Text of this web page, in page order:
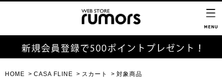
HOME CASA FLINE スカート 対象商品